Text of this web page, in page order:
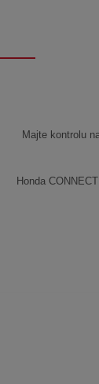
Majte kontrolu
Honda